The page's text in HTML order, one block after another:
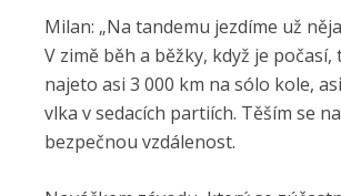
Milan: „Na tandemu jezdíme už
V zimě běh a běžky, když je
najeto asi 3 000 km na sólo kole,
vlka v sedacích partiích. Těším se
bezpečnou vzdálenost.